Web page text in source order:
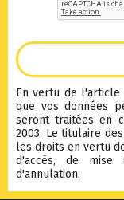
En vertu de l'article
que vos données
seront traitées en
2003. Le titulaire
les droits en vertu
d'accès, de mise
d'annulation.